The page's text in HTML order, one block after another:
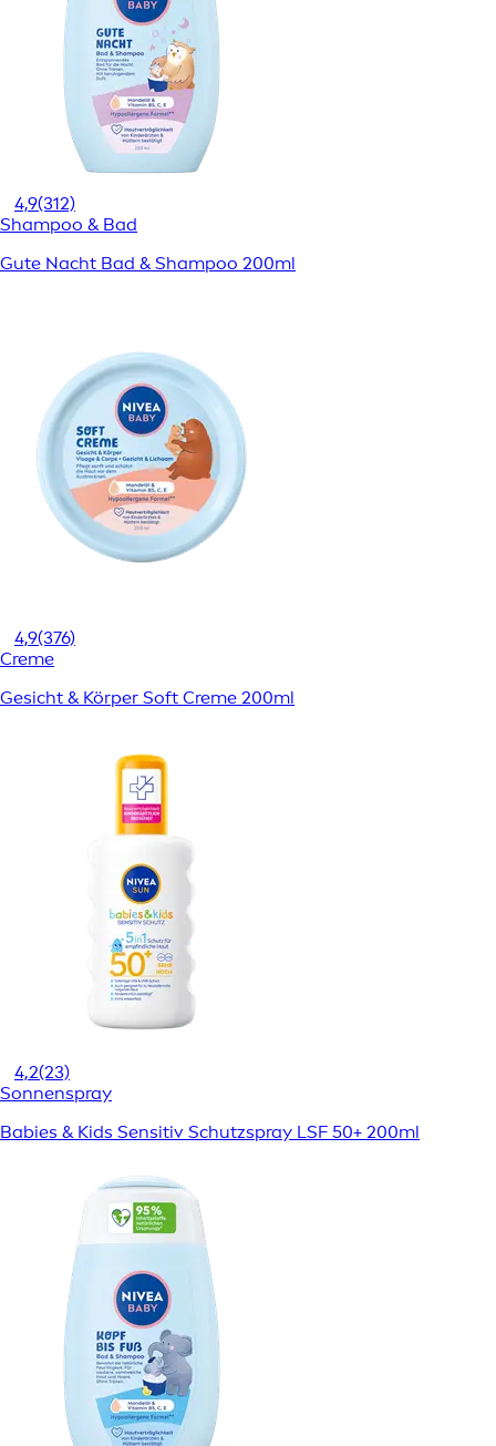
4,9(312)
Shampoo & Bad
Gute Nacht Bad & Shampoo 200ml
4,9(376)
Creme
Gesicht & Körper Soft Creme 200ml
4,2(23)
Sonnenspray
Babies & Kids Sensitiv Schutzspray LSF 50+ 200ml